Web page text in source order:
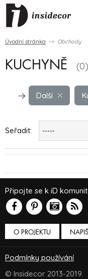
Úvodní stránka Obchody
KUCHYNĚ (0)
Další
Seřadit: -----
O PROJEKTU
Připojte se k iD
Podmínky používání
© Insidecor 2013-2019.